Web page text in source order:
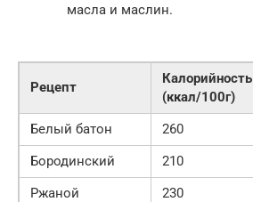
масла и маслин.
Рецепт
Калорийность
(ккал/100г)
Белый батон 260
Бородинский
210
Ржаной
230